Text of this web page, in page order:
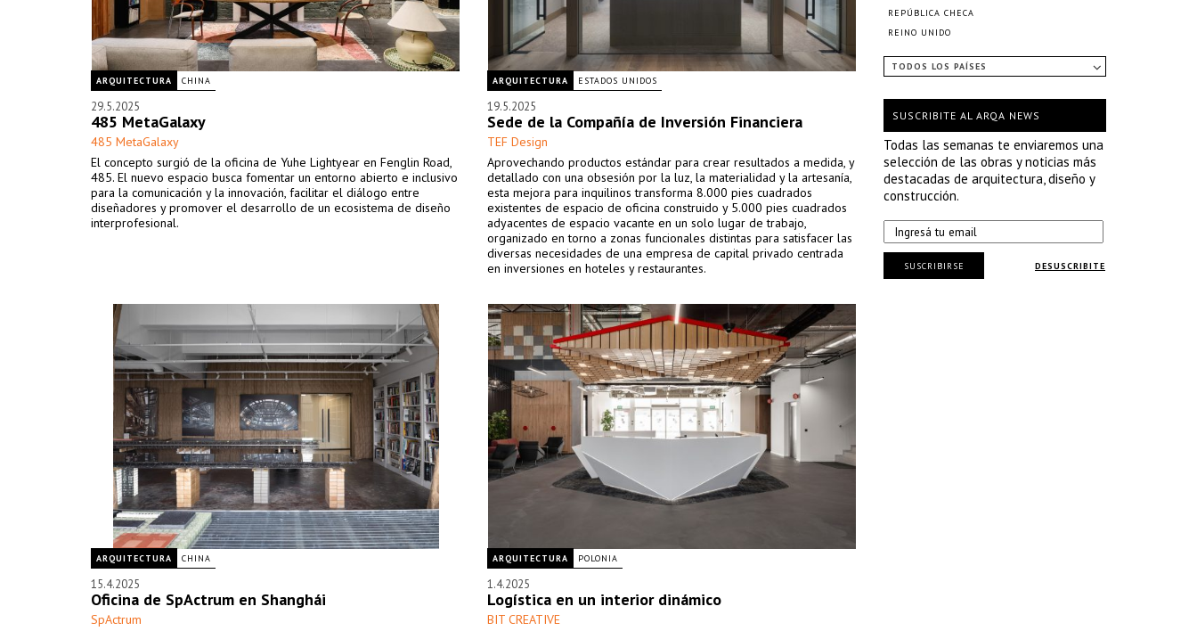
ARQUITECTURA CHINA
29.5.2025
485 MetaGalaxy
485 MetaGalaxy
El concepto surgió de la oficina de Yuhe Lightyear en Fenglin Road,
485. El nuevo espacio busca fomentar un entorno abierto e inclusivo
para la comunicación y la innovación, facilitar el diálogo entre
diseñadores y promover el desarrollo de un ecosistema de diseño
interprofesional.
ARQUITECTURA ESTADOS UNIDOS
19.5.2025
Sede de la Compañía de Inversión Financiera
TEF Design
Aprovechando productos estándar para crear resultados a medida, y
detallado con una obsesión por la luz, la materialidad y la artesanía,
esta mejora para inquilinos transforma 8.000 pies cuadrados
existentes de espacio de oficina construido y 5.000 pies cuadrados
adyacentes de espacio vacante en un solo lugar de trabajo,
organizado en torno a zonas funcionales distintas para satisfacer las
diversas necesidades de una empresa de capital privado centrada
en inversiones en hoteles y restaurantes.
ARQUITECTURA CHINA
15.4.2025
Oficina de SpActrum en Shanghái
SpActrum
ARQUITECTURA POLONIA
1.4.2025
Logística en un interior dinámico
BIT CREATIVE
REPÚBLICA CHECA
REINO UNIDO
TODOS LOS PAÍSES
SUSCRIBITE AL ARQA NEWS
Todas las semanas te enviaremos una
selección de las obras y noticias más
destacadas de arquitectura, diseño y
construcción.
DESUSCRIBITE
SUSCRIBIRSE